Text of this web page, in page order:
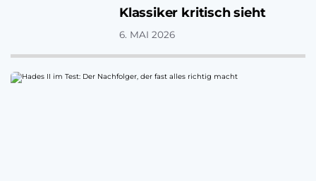
Klassiker kritisch sieht
6. MAI 2026